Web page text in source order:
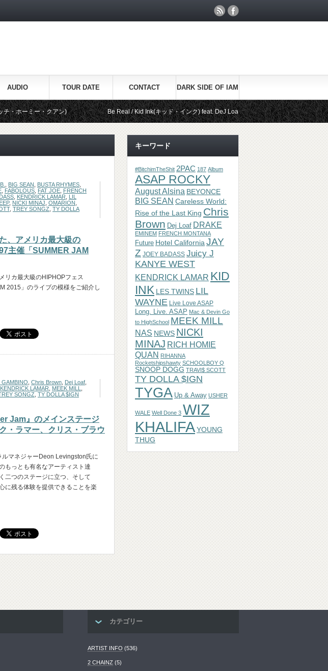
AUDIO TOUR DATE CONTACT DARK SIDE OF IAM
・クアン) Be Real / Kid Ink(キッド・インク) feat. DeJ Loaf(デージ・ローフ) ライブパフ
BIG SEAN BUSTA RHYMES
FABOLOUS FAT JOE FRENCH
KENDRICK LAMAR
LIL
, NICKI MINAJ OMARION
, TREY SONGZ TY DOLLA
、アメリカ最大級の
主催「SUMMER JAM
リカ最大級のHIPHOPフェス
2015」のライブの模様をご紹介し
GAMBINO Chris Brown Dej Loaf
KENDRICK LAMAR MEEK MILL
SONGZ TY DOLLA $IGN
Jam』のメインステージ
・ラマー、クリス・ブラウ
ルマネジャーDeon Levingston氏に
もっとも有名なアーティスト達
二つのステージに立つ、そして
に残る体験を提供できることを楽
キーワード
#BitchimTheShit 2PAC 187 Album
ASAP ROCKY
August Alsina BEYONCE
BIG SEAN Careless World:
Rise of the Last King Chris
Brown Dej Loaf DRAKE
EMINEM FRENCH MONTANA
Future Hotel California JAY
Z JOEY BADASS Juicy J
KANYE WEST
KENDRICK LAMAR KID
INK LES TWINS LIL
WAYNE Live Love ASAP
Long. Live. ASAP Mac & Devin Go
to HighSchool MEEK MILL
NAS NEWS NICKI
MINAJ RICH HOMIE
QUAN RIHANNA
Rocketshipshawty SCHOOLBOY Q
SNOOP DOGG TRAVI$ SCOTT
TY DOLLA $IGN
TYGA Up & Away USHER
WALE Well Done 3 WIZ
KHALIFAYOUNG
THUG
カテゴリー
ARTIST INFO (536)
2 CHAINZ (5)